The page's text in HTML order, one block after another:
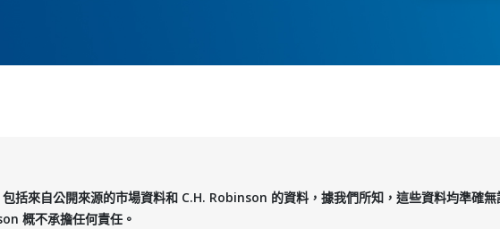
括來自公開來源的市場資料和 C.H. Robinson 的資料，據我們所知，這些資料均準確
概不承擔任何責任。